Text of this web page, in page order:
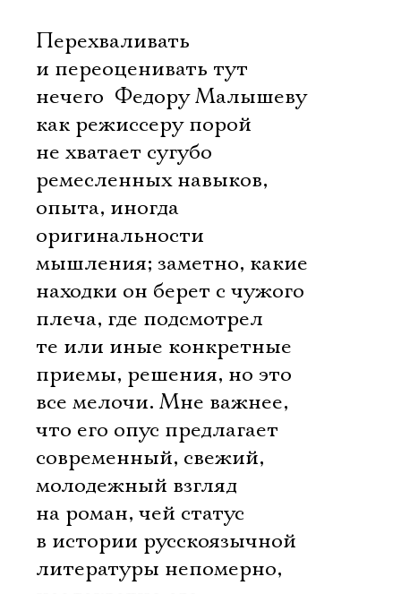
Перехваливать
и переоценивать тут
нечего  Федору Малышеву
как режиссеру порой
не хватает сугубо
ремесленных навыков,
опыта, иногда
оригинальности
мышления; заметно, какие
находки он берет с чужого
плеча, где подсмотрел
те или иные конкретные
приемы, решения, но это
все мелочи. Мне важнее,
что его опус предлагает
современный, свежий,
молодежный взгляд
на роман, чей статус
в истории русскоязычной
литературы непомерно,